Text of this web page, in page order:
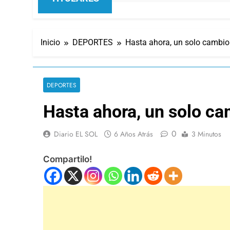
Inicio DEPORTES Hasta ahora, un solo cambio
DEPORTES
Hasta ahora, un solo
Diario EL SOL 6 Años Atrás 0 3 Minutos
Compartilo!